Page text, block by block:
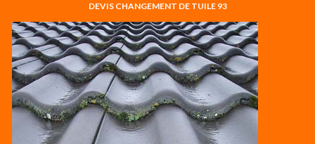
DEVIS CHANGEMENT DE TUILE 93